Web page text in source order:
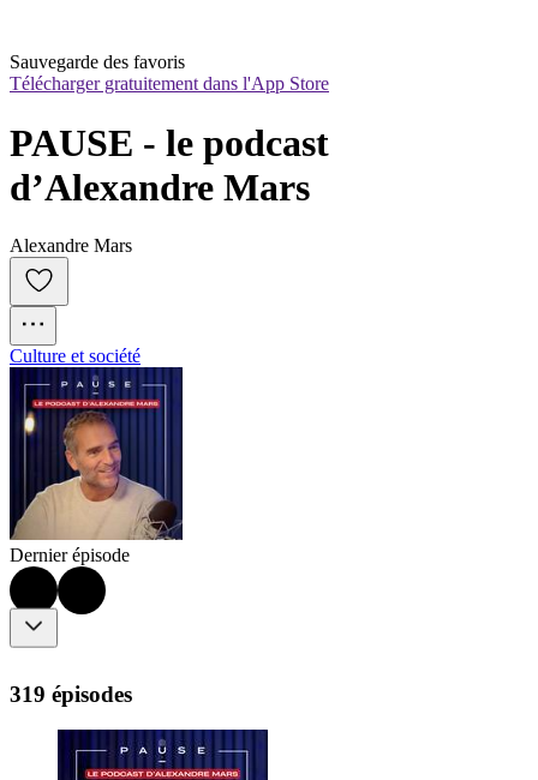
Sauvegarde des favoris
Télécharger gratuitement dans l'App Store
PAUSE - le podcast
d’Alexandre Mars
Alexandre Mars
Culture et société
Dernier épisode
319 épisodes